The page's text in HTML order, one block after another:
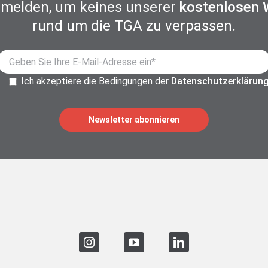
um keines unserer kostenlosen
rund um die TGA zu verpassen.
Ich akzeptiere die Bedingungen der Datenschutzerklärung